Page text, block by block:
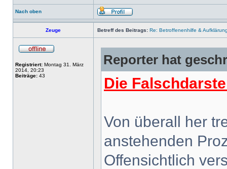
Nach oben
Zeuge Betreff des Beitrags: Re: Betroffenenhilfe &
Registriert: Montag 31. März
2014, 20:23
Beiträge: 43
Reporter hat
Die
Von überall her
anstehenden
Offensichtlich